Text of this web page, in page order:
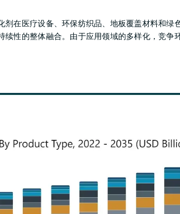
在医疗设备、环保纺织品、地板覆盖材料和绿
性的整体融合。由于应用领域的多样化，竞争